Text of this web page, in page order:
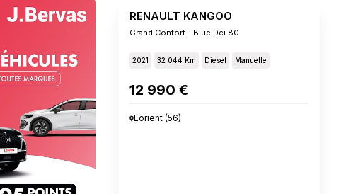
RENAULT KANGOO
Grand Confort - Blue Dci 80
2021 32 044 Km Diesel Manuelle
12 990 €
Lorient(56)